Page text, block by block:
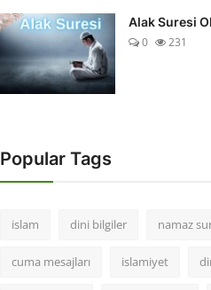
Alak Suresi
0
231
Popular Tags
islam dini bilgiler namaz
cuma mesajları islamiyet